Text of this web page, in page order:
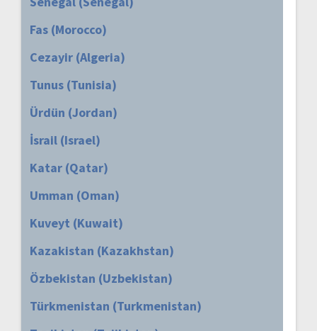
Fas (Morocco)
Cezayir (Algeria)
Tunus (Tunisia)
Ürdün (Jordan)
İsrail (Israel)
Katar (Qatar)
Umman (Oman)
Kuveyt (Kuwait)
Kazakistan (Kazakhstan)
Özbekistan (Uzbekistan)
Türkmenistan (Turkmenistan)